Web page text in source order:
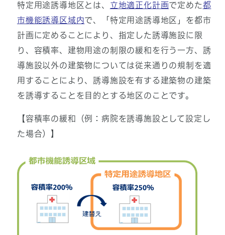
特定用途誘導地区とは、 立地適正化計画で定めた都
市機能誘導区域内で、「特定用途誘導地区」を都市
計画に定めることにより、指定した誘導施設に限
り、容積率、建物用途の制限の緩和を行う一方、誘
導施設以外の建築物については従来通りの規制を適
用することにより、誘導施設を有する建築物の建築
を誘導することを目的とする地区のことです。
【容積率の緩和（例：病院を誘導施設として設定し
た場合）】